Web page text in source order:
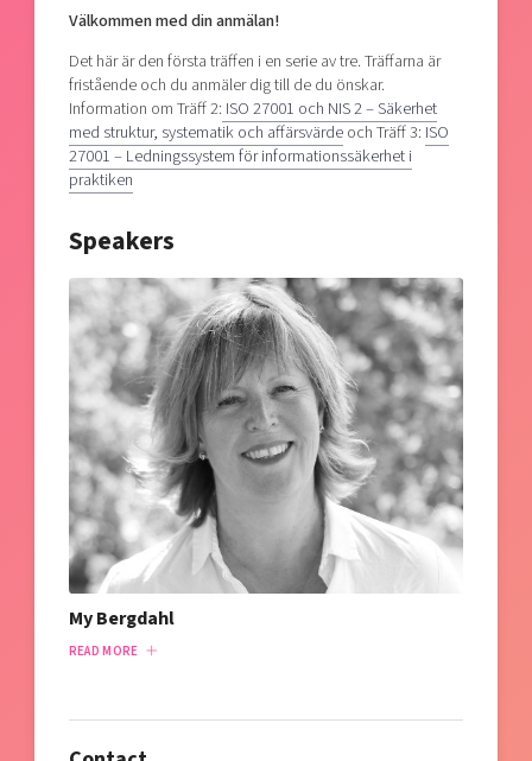
Välkommen med din anmälan!
Det här är den första träffen i en serie av tre. Träffarna är
fristående och du anmäler dig till de du önskar.
Information omTräff 2: ISO 27001 och NIS 2 – Säkerhet
med struktur, systematik och affärsvärdeoch Träff 3: ISO
27001 – Ledningssystem för informationssäkerhet i
praktiken
Speakers
My Bergdahl
READ MORE